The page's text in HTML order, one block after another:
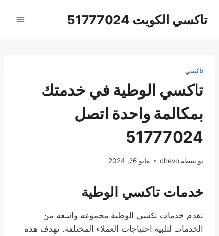
تاكسي الكويت 51777024
تاكسي
تاكسي الوطية في خدمتك
بمكالمة واحدة اتصل
51777024
بواسطة chevo مايو 26, 2024
خدمات تاكسي الوطية
تقدم خدمات تكسي الوطية مجموعة واسعة من
الخدمات لتلبية احتياجات العملاء المختلفة. تهدف هذه